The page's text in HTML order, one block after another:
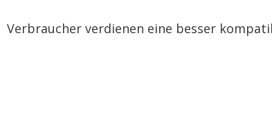
Verbraucher verdienen eine besser